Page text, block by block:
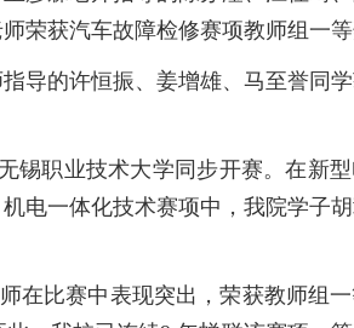
荣获汽车故障检修赛项教师组一等
导的许恒振、姜增雄、马至誉同
锡职业技术大学同步开赛。在新
电一体化技术赛项中，我院学子
在比赛中表现突出，荣获教师组